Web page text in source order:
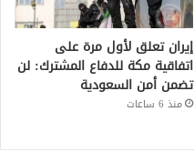
إيران تعلق لأول مرة على
اتفاقية مكة للدفاع المشترك: لن
تضمن أمن السعودية
منذ 6 ساعات